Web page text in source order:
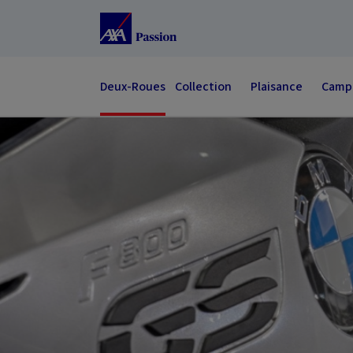
Accéder au Contenu
Deux-Roues Collection Plaisance